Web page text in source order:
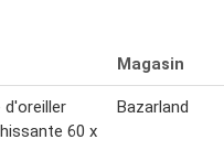
Magasin
d'oreiller
60 x
Bazarland